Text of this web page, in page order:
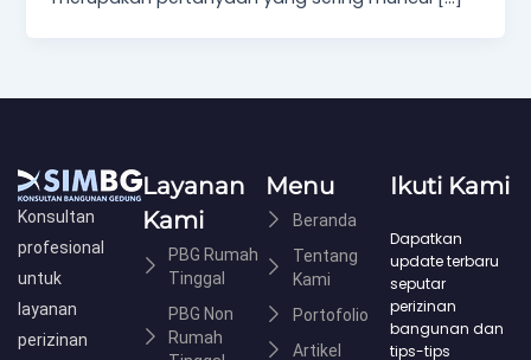
Konsultan
profesional
untuk
layanan
perizinan
Layanan
Kami
PBG Rumah
Tinggal
PBG Non
Rumah
Menu
Beranda
Tentang
Kami
Portofolio
Artikel
Ikuti Kami
Dapatkan
update terbaru
seputar
perizinan
bangunan dan
tips-tips